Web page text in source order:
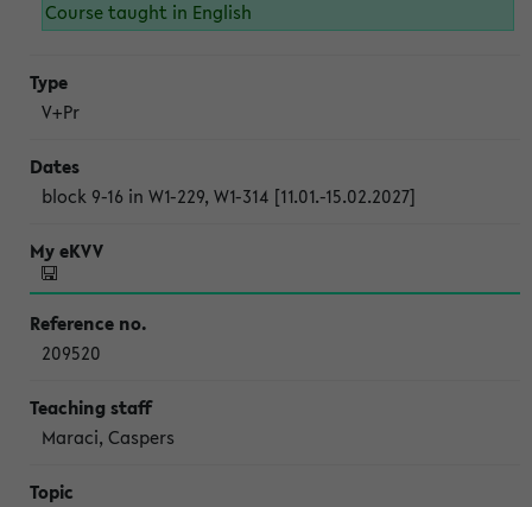
Course taught in English
V+Pr
block 9-16 in W1-229, W1-314 [11.01.-15.02.2027]
209520
Maraci, Caspers